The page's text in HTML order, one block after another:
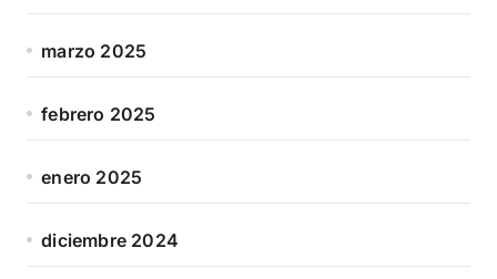
marzo 2025
febrero 2025
enero 2025
diciembre 2024